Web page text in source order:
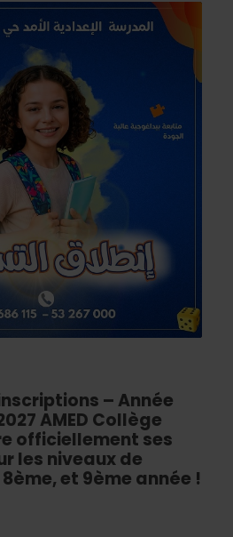
– Année
AMED Collège
officiellement ses
les niveaux de
et 9ème année !